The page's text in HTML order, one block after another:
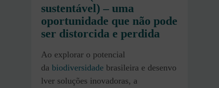
sustentável) – uma
oportunidade que não pode
ser distorcida e perdida
Ao explorar o potencial
da biodiversidade brasileira e desenvo
lver soluções inovadoras, a